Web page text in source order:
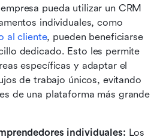
pueda utilizar un CRM
individuales, como
al cliente, pueden beneficiarse
dedicado. Esto les permite
específicas y adaptar el
de trabajo únicos, evitando
de una plataforma más grande
individuales: Los